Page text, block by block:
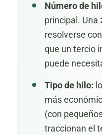
Número de
principal. Una
resolverse
que un tercio
puede
Tipo de hilo:
más
(con
traccionan el